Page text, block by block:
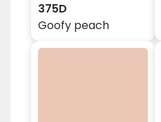
375D
Goofy peach